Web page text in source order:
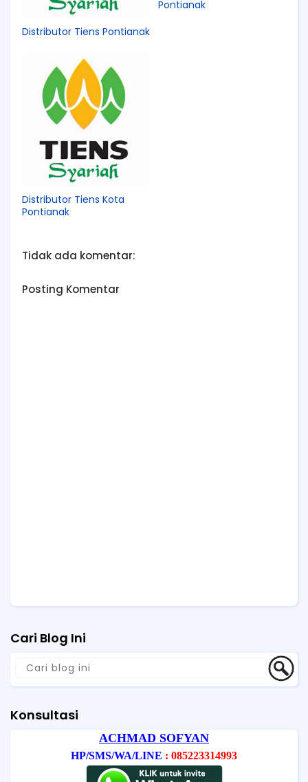
Distributor Tiens Pontianak
Pontianak
Distributor Tiens Kota
Pontianak
Tidak ada komentar:
Posting Komentar
Cari Blog Ini
Konsultasi
ACHMAD SOFYAN
HP/SMS/WA/LINE : 085223314993